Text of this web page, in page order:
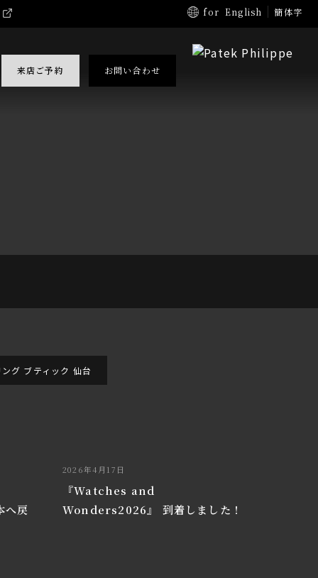
for English 簡体字
来店ご予約 お問い合わせ
グ ブティック 仙台
戻
2026年4月17日
『Watches and
Wonders2026』 到着しました！